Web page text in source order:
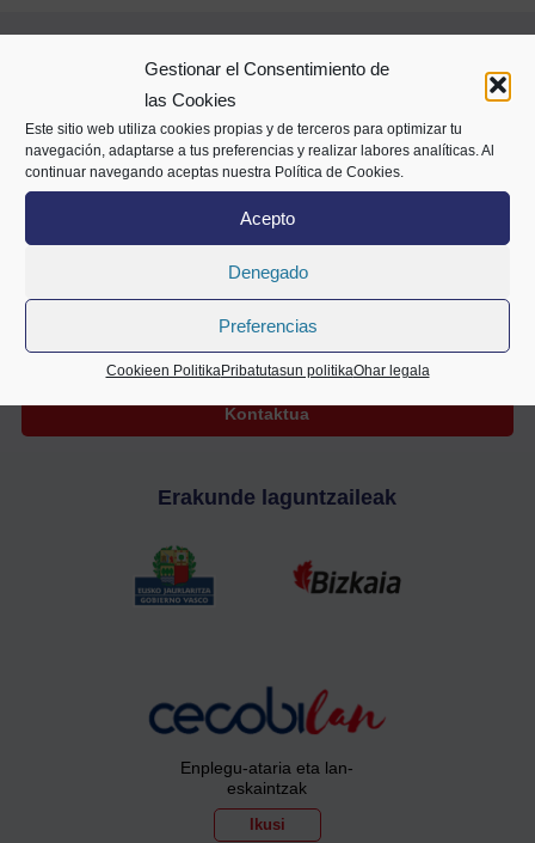
Gestionar el Consentimiento de
las Cookies
Este sitio web utiliza cookies propias y de terceros para optimizar tu
navegación, adaptarse a tus preferencias y realizar labores analíticas. Al
continuar navegando aceptas nuestra Política de Cookies.
Acepto
Denegado
Preferencias
Cookieen PolitikaPribatutasun politikaOhar legala
Mazarredo Zumarkalea 69
2. solairua
48009 Bilbo
688 72 05 63
Kontaktua
Erakunde laguntzaileak
Enplegu-ataria eta lan-
eskaintzak
Ikusi